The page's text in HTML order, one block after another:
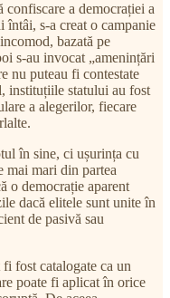
confiscare a democrației a
s-a creat o campanie
bazată pe
s-au invocat „amenințări
nu puteau fi contestate
instituțiile statului au fost
a alegerilor, fiecare
în sine, ci ușurința cu
mai mari din partea
o democrație aparent
dacă elitele sunt unite în
de pasivă sau
fost catalogate ca un
poate fi aplicat în orice